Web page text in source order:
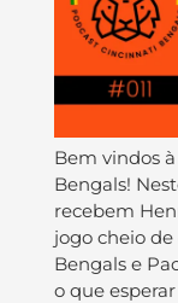
Bem vindos
Bengals!
recebem
jogo cheio
Bengals e
o que